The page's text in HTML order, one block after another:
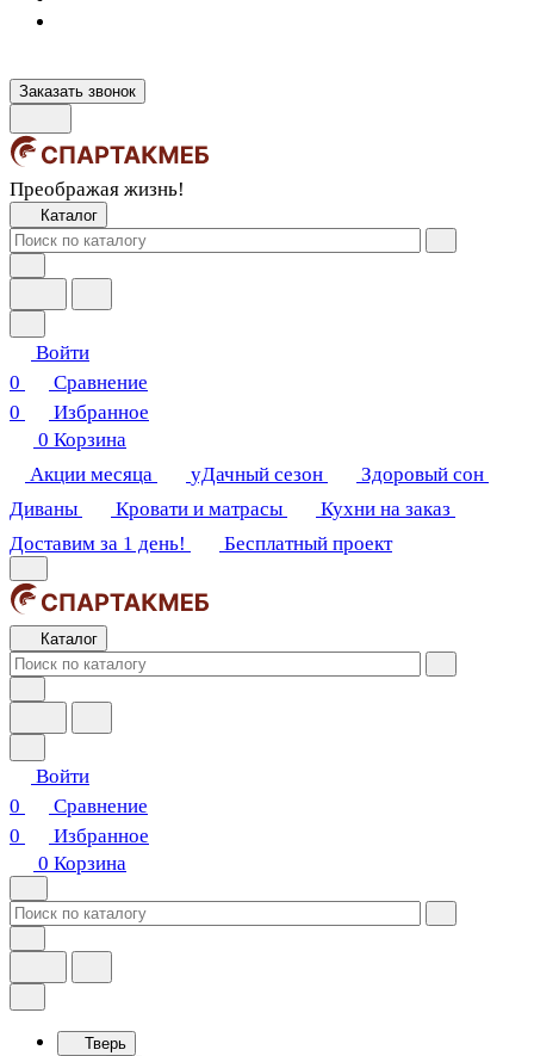
Заказать звонок
Преображая жизнь!
Каталог
Войти
0
Сравнение
0
Избранное
0 Корзина
Акции месяца
уДачный сезон
Здоровый сон
Диваны
Кровати и матрасы
Кухни на заказ
Доставим за 1 день!
Бесплатный проект
Каталог
Войти
0
Сравнение
0
Избранное
0 Корзина
Тверь